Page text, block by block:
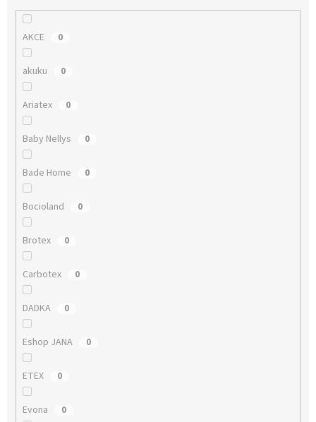
AKCE 0
akuku 0
Ariatex 0
Baby Nellys 0
Bade Home 0
Bocioland 0
Brotex 0
Carbotex 0
DADKA 0
Eshop JANA 0
ETEX 0
Evona 0